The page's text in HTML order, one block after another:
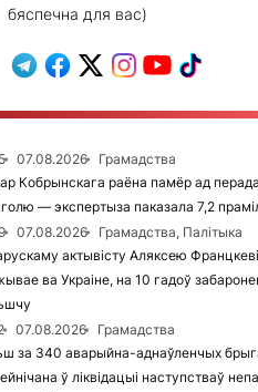
бяспечна для вас)
07.08.2026
Грамадства
Кобрынскага раёна памёр ад
— экспертыза паказала 7,2
07.08.2026
Грамадства, Палітыка
актывісту Аляксею
ва Украіне, на 10 гадоў
07.08.2026
Грамадства
за 340 аварыйна-аднаўленчых
ў ліквідацыі наступстваў